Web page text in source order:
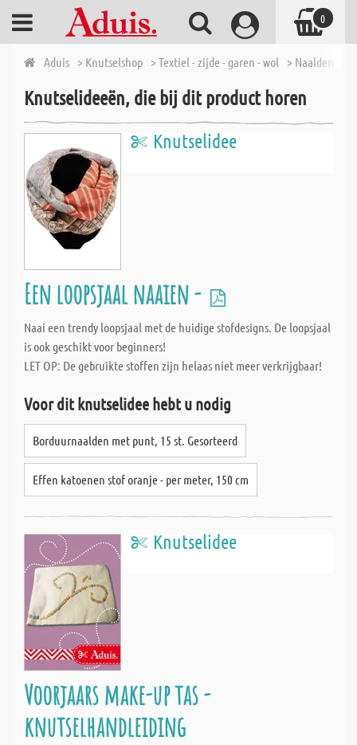
Aduis > Knutselshop > Textiel - zijde - garen - wol > Naalden en
Knutselideeën, die bij dit product horen
Knutselidee
Een loopsjaal naaien -
Naai een trendy loopsjaal met de huidige stofdesigns. De loopsjaal
is ook geschikt voor beginners!
LET OP: De gebruikte stoffen zijn helaas niet meer verkrijgbaar!
Voor dit knutselidee hebt u nodig
Borduurnaalden met punt, 15 st. Gesorteerd
Effen katoenen stof oranje - per meter, 150 cm
Knutselidee
Voorjaars make-up tas -
knutselhandleiding
0